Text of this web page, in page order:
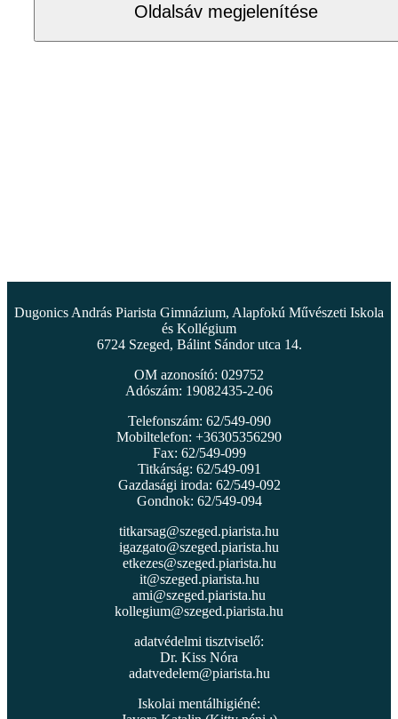
Oldalsáv megjelenítése
Dugonics András Piarista Gimnázium, Alapfokú Művészeti Iskola
és Kollégium
6724 Szeged, Bálint Sándor utca 14.
OM azonosító: 029752
Adószám: 19082435-2-06
Telefonszám: 62/549-090
Mobiltelefon: +36305356290
Fax: 62/549-099
Titkárság: 62/549-091
Gazdasági iroda: 62/549-092
Gondnok: 62/549-094
titkarsag@szeged.piarista.hu
igazgato@szeged.piarista.hu
etkezes@szeged.piarista.hu
it@szeged.piarista.hu
ami@szeged.piarista.hu
kollegium@szeged.piarista.hu
adatvédelmi tisztviselő:
Dr. Kiss Nóra
adatvedelem@piarista.hu
Iskolai mentálhigiéné: